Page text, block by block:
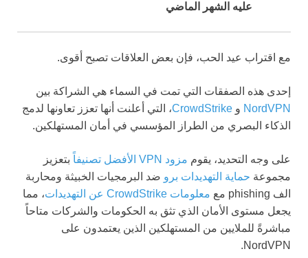
عليه الشهر الماضي
مع اقتراب عيد الحب، فإن بعض العلاقات تصبح أقوى.
إحدى هذه الصفقات التي تمت في السماء هي الشراكة بين
NordVPN و CrowdStrike، التي أعلنت أنها تعزز تعاونها لدمج
الذكاء البصري من الطراز المؤسسي في أمان المستهلكين.
على وجه التحديد، يقوم مزود VPN الأفضل تصنيفاً
بتعزيز
مجموعة حماية التهديدات برو ضد البرمجيات الخبيثة ومحاربة
الف phishing مع
معلومات CrowdStrike عن التهديدات
، مما
يجعل مستوى الأمان الذي تثق به الحكومات والشركات متاحاً
مباشرةً للملايين من المستهلكين الذين يعتمدون على
NordVPN.